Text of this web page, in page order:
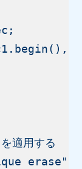
適用する
erase"